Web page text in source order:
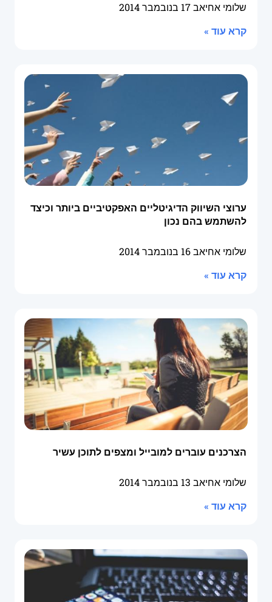
שלומי אחיאב17 בנובמבר 2014
קרא עוד »
ערוצי השיווק הדיגיטליים האפקטיביים ביותר וכיצד
להשתמש בהם נכון
שלומי אחיאב16 בנובמבר 2014
קרא עוד »
הצרכנים עוברים למובייל ומצפים לתוכן עשיר
שלומי אחיאב 13 בנובמבר 2014
קרא עוד »